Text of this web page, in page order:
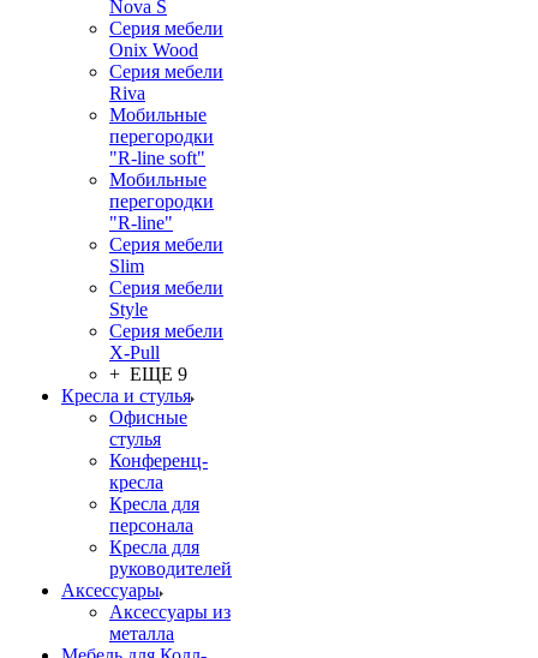
Nova S
Серия мебели
Onix Wood
Серия мебели
Riva
Мобильные
перегородки
"R-line soft"
Мобильные
перегородки
"R-line"
Серия мебели
Slim
Серия мебели
Style
Серия мебели
X-Pull
+ ЕЩЕ 9
Кресла и стулья
Офисные
стулья
Конференц-
кресла
Кресла для
персонала
Кресла для
руководителей
Аксессуары
Аксессуары из
металла